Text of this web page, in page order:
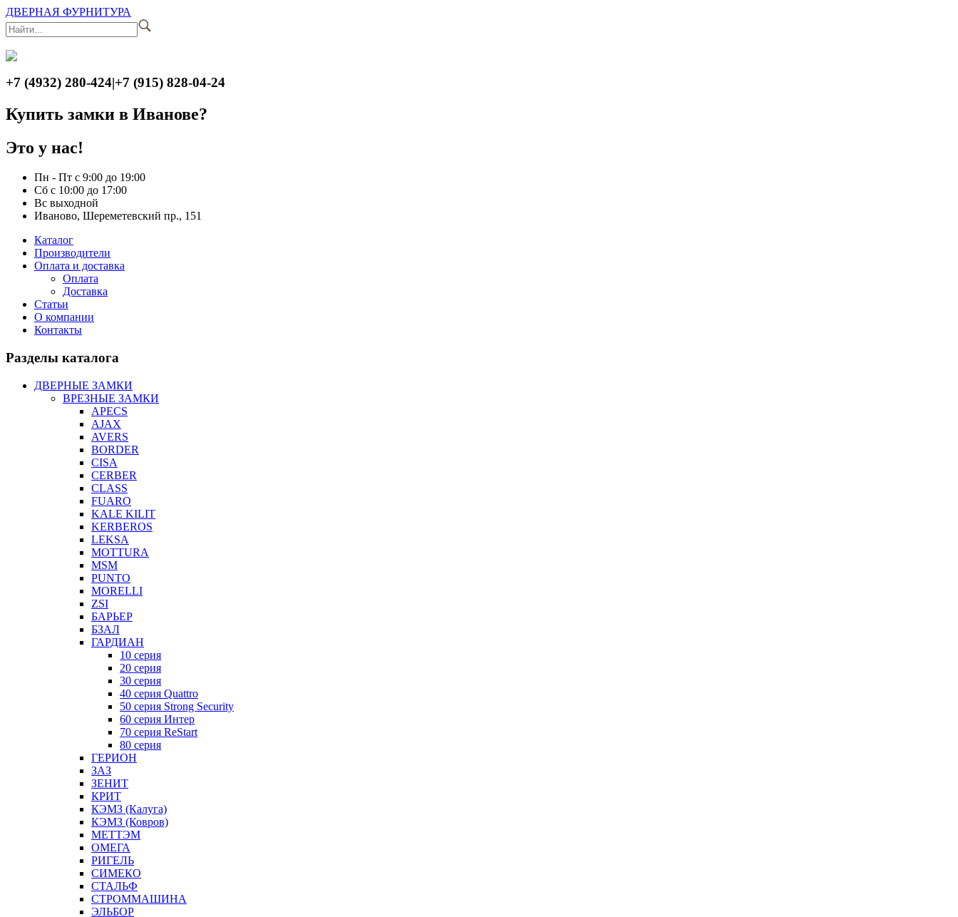
ДВЕРНАЯ ФУРНИТУРА
+7 (4932) 280-424|+7 (915) 828-04-24
Купить замки в Иванове?
Это у нас!
Пн - Пт с 9:00 до 19:00
Сб с 10:00 до 17:00
Вс выходной
Иваново, Шереметевский пр., 151
Каталог
Производители
Оплата и доставка
Оплата
Доставка
Статьи
О компании
Контакты
Разделы каталога
ДВЕРНЫЕ ЗАМКИ
ВРЕЗНЫЕ ЗАМКИ
APECS
AJAX
AVERS
BORDER
CISA
CERBER
CLASS
FUARO
KALE KILIT
KERBEROS
LEKSA
MOTTURA
MSM
PUNTO
MORELLI
ZSI
БАРЬЕР
БЗАЛ
ГАРДИАН
10 серия
20 серия
30 серия
40 серия Quattro
50 серия Strong Security
60 серия Интер
70 серия ReStart
80 серия
ГЕРИОН
ЗАЗ
ЗЕНИТ
КРИТ
КЭМЗ (Калуга)
КЭМЗ (Ковров)
МЕТТЭМ
ОМЕГА
РИГЕЛЬ
СИМЕКО
СТАЛЬФ
СТРОММАШИНА
ЭЛЬБОР